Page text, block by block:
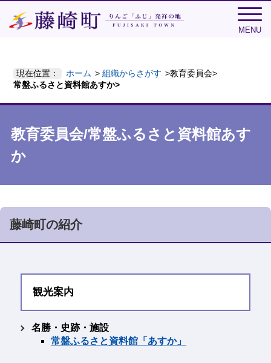
MENU
現在位置： ホーム 組織からさがす
教育委員会
常盤ふるさと資料館あすか
教育委員会/常盤ふるさと資料館あす
か
藤崎町の紹介
観光案内
名勝・史跡・施設
常盤ふるさと資料館「あすか」